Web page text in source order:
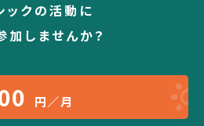
ックの活動に
加しませんか？
円／月